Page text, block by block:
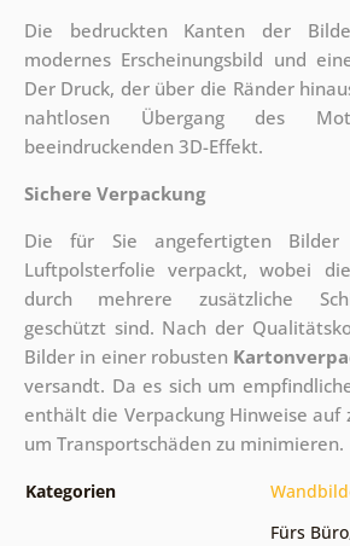
Die bedruckten Kanten der
modernes Erscheinungsbild und
Der Druck, der über die Ränder
nahtlosen Übergang des
beeindruckenden 3D-Effekt.
Sichere Verpackung
Die für Sie angefertigten
Luftpolsterfolie verpackt, wobei
durch mehrere zusätzliche
geschützt sind. Nach der
Bilder in einer robusten
versandt. Da es sich um
enthält die Verpackung Hinweise auf
um Transportschäden zu minimieren.
Kategorien
Fürs Büro